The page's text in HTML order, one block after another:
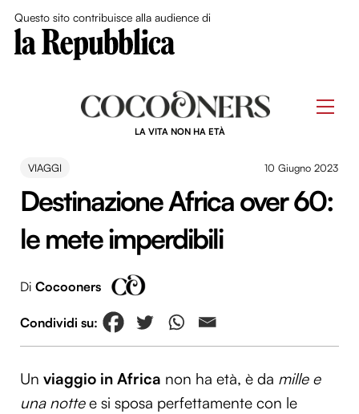
Questo sito contribuisce alla audience di
LA VITA NON HA ETÀ
VIAGGI 10 Giugno 2023
Destinazione Africa over 60:
le mete imperdibili
Di Cocooners
Un viaggio in Africa non ha età, è da mille e
una nottee si sposa perfettamente con le